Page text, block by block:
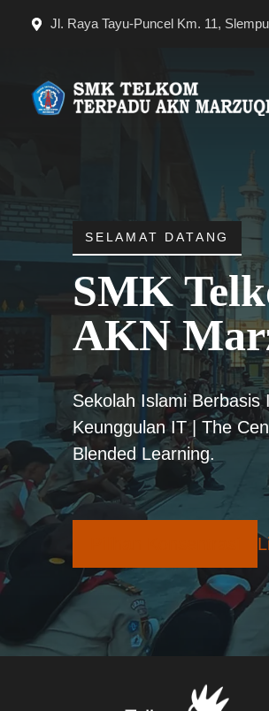
Jl. Raya Tayu-Puncel Km. 11,
SELAMAT DATANG
SMK
AKN
Sekolah Islami
Keunggulan IT | The
Blended Learning.